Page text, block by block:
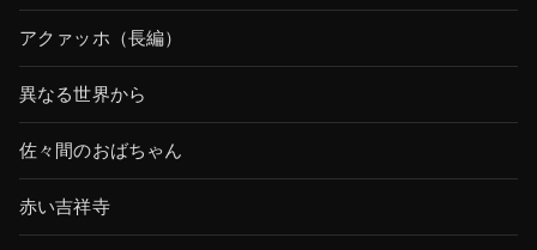
アクァッホ（長編）
異なる世界から
佐々間のおばちゃん
赤い吉祥寺